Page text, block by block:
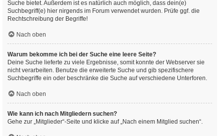
Suche bietet. Außerdem ist es natürlich auch möglich, dass dein(e)
Suchbegriff(e) hier nirgends im Forum verwendet wurden. Prüfe ggf. die
Rechtschreibung der Begriffe!
Nach oben
Warum bekomme ich bei der Suche eine leere Seite?
Deine Suche lieferte zu viele Ergebnisse, somit konnte der Webserver sie
nicht verarbeiten. Benutze die erweiterte Suche und gib spezifischere
Suchbegriffe ein oder beschränke die Suche auf verschiedene Unterforen.
Nach oben
Wie kann ich nach Mitgliedern suchen?
Gehe zur „Mitglieder“-Seite und klicke auf „Nach einem Mitglied suchen“.